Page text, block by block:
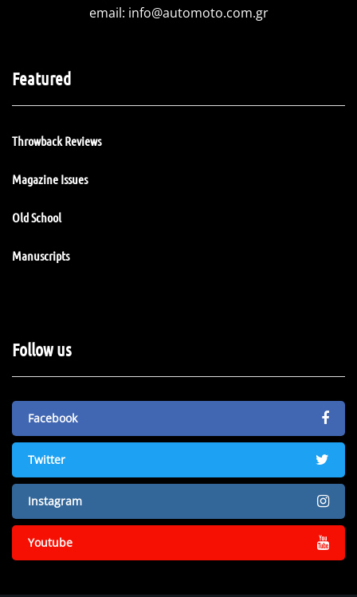
email: info@automoto.com.gr
Featured
Throwback Reviews
Magazine Issues
Old School
Manuscripts
Follow us
Facebook
Twitter
Instagram
Youtube